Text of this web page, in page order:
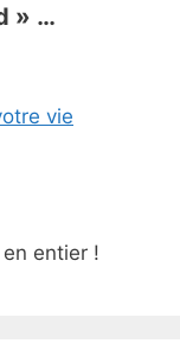
» …
vie
entier !